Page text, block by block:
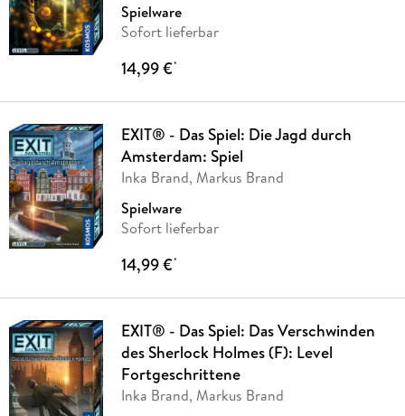
Spielware
Sofort lieferbar
14,99 €*
EXIT® - Das Spiel: Die Jagd durch
Amsterdam: Spiel
Inka Brand, Markus Brand
Spielware
Sofort lieferbar
14,99 €*
EXIT® - Das Spiel: Das Verschwinden
des Sherlock Holmes (F): Level
Fortgeschrittene
Inka Brand, Markus Brand